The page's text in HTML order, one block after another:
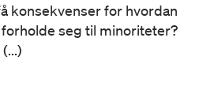
konsekvenser for hvordan
seg til minoriteter?